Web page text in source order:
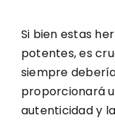
Si bien estas
potentes, es
siempre
proporcionará
autenticidad y